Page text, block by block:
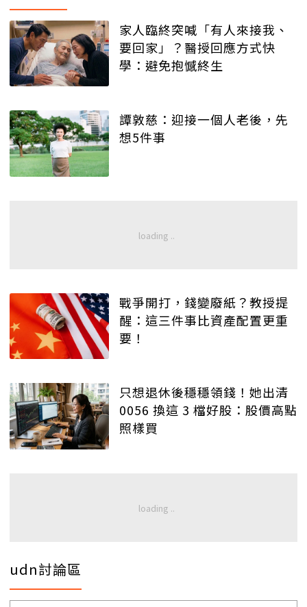
家人臨終突喊「有人來接我、
要回家」？醫授回應方式快
學：避免抱憾終生
譚敦慈：迎接一個人老後，先
想5件事
戰爭開打，錢變廢紙？教授提
醒：這三件事比資產配置更重
要！
只想退休後穩穩領錢！她出清
0056 換這 3 檔好股：股價高點
照樣買
udn討論區